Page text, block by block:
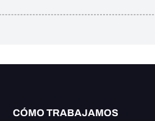
CÓMO TRABAJAMOS